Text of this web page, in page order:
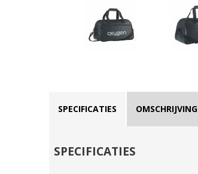
SPECIFICATIES OMSCHRIJVING
SPECIFICATIES